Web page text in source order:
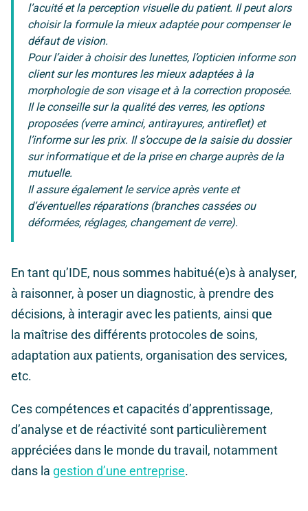
l’acuité et la perception visuelle du patient. Il peut alors
choisir la formule la mieux adaptée pour compenser le
défaut de vision.
Pour l’aider à choisir des lunettes, l’opticien informe son
client sur les montures les mieux adaptées à la
morphologie de son visage et à la correction proposée.
Il le conseille sur la qualité des verres, les options
proposées (verre aminci, antirayures, antireflet) et
l’informe sur les prix. Il s’occupe de la saisie du dossier
sur informatique et de la prise en charge auprès de la
mutuelle.
Il assure également le service après vente et
d’éventuelles réparations (branches cassées ou
déformées, réglages, changement de verre).
En tant qu’IDE, nous sommes habitué(e)s à analyser,
à raisonner, à poser un diagnostic, à prendre des
décisions, à interagir avec les patients, ainsi que
la maîtrise des différents protocoles de soins,
adaptation aux patients, organisation des services,
etc.
Ces compétences et capacités d’apprentissage,
d’analyse et de réactivité sont particulièrement
appréciées dans le monde du travail, notamment
dans la gestion d’une entreprise.